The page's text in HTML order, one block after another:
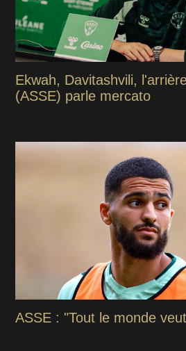
Ekwah, Davitashvili,
(ASSE) parle mercato
ASSE : "Tout le monde